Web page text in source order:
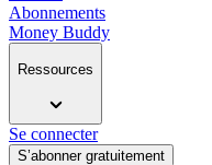
Abonnements
Money Buddy
Ressources
Se connecter
S’abonner gratuitement